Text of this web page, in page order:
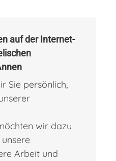
auf der Internet-
Sie persönlich,
wir dazu
Arbeit und